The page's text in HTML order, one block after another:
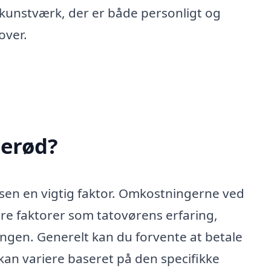
der er både personligt og
en vigtig faktor. Omkostningerne ved
faktorer som tatovørens erfaring,
Generelt kan du forvente at betale
variere baseret på den specifikke